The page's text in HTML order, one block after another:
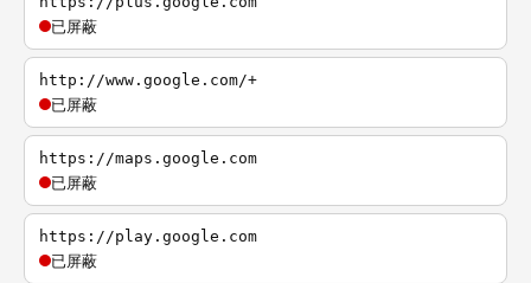
已屏蔽
http://www.google.com/+
已屏蔽
https://maps.google.com
已屏蔽
https://play.google.com
已屏蔽